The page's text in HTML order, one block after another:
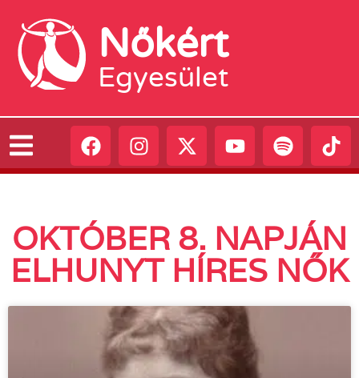
Nőkért
Egyesület
OKTÓBER 8. NAPJÁN
ELHUNYT HÍRES NŐK